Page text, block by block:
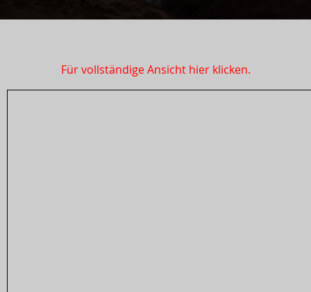
Für vollständige Ansicht hier klicken.